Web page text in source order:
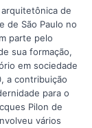
de
de São Paulo no
parte pelo
sua formação,
em sociedade
a contribuição
para o
Pilon de
vários